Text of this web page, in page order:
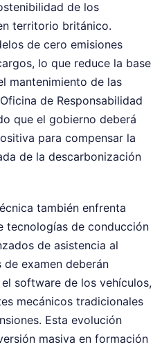
de los
territorio británico.
de cero emisiones
lo que reduce la base
mantenimiento de las
de Responsabilidad
que el gobierno deberá
para compensar la
de la descarbonización
también enfrenta
tecnologías de conducción
de asistencia al
examen deberán
software de los vehículos,
mecánicos tradicionales
Esta evolución
masiva en formación